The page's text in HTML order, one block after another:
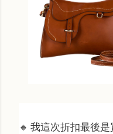
🔸 我這次折扣最後